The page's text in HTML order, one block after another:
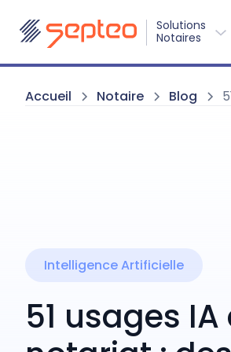
Solutions
Notaires
Accueil Notaire Blog
Intelligence Artificielle
51 usages